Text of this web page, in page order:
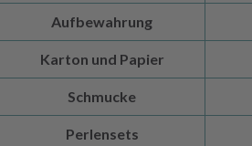
Aufbewahrung
Karton und Papier
Schmucke
Perlensets